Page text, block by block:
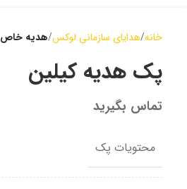
خانه هدایای سازمانی لوکس هدیه خاص
پک هدیه کیلین
تماس بگیرید
محتویات پک